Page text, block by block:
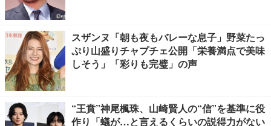
スザンヌ「朝も夜もバレーな息子」野菜たっ
ぷり山盛りチャプチェ公開「栄養満点で美味
しそう」「彩りも完璧」の声
“王賁”神尾楓珠、山崎賢人の“信”を基準に役
作り「蟻が…と言えるくらいの説得力がない